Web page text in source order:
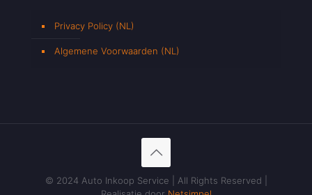
Privacy Policy (NL)
Algemene Voorwaarden (NL)
© 2024 Auto Inkoop Service | All Rights Reserved |